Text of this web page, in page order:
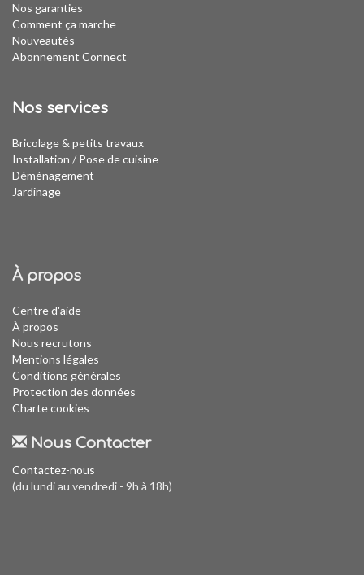
Nos garanties
Comment ça marche
Nouveautés
Abonnement Connect
Nos services
Bricolage & petits travaux
Installation / Pose de cuisine
Déménagement
Jardinage
À propos
Centre d'aide
À propos
Nous recrutons
Mentions légales
Conditions générales
Protection des données
Charte cookies
Nous Contacter
Contactez-nous
(du lundi au vendredi - 9h à 18h)